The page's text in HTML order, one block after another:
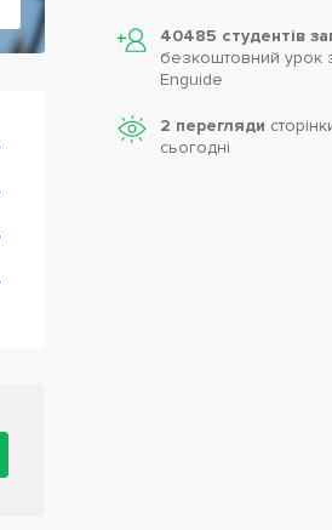
40485 студентів
безкоштовний урок
Enguide
2 перегляди
cьогодні